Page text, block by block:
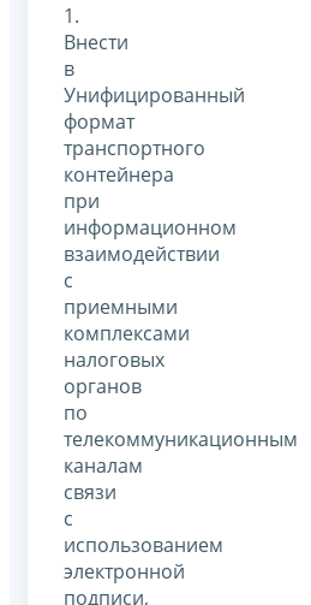
1.
Внести
в
Унифицированный
формат
транспортного
контейнера
при
информационном
взаимодействии
с
приемными
комплексами
налоговых
органов
по
телекоммуникационным
каналам
связи
с
использованием
электронной
подписи,